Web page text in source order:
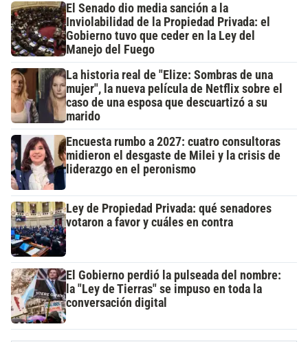
El Senado dio media sanción a la
Inviolabilidad de la Propiedad Privada: el
Gobierno tuvo que ceder en la Ley del
Manejo del Fuego
La historia real de "Elize: Sombras de una
mujer", la nueva película de Netflix sobre el
caso de una esposa que descuartizó a su
marido
Encuesta rumbo a 2027: cuatro consultoras
midieron el desgaste de Milei y la crisis de
liderazgo en el peronismo
Ley de Propiedad Privada: qué senadores
votaron a favor y cuáles en contra
El Gobierno perdió la pulseada del nombre:
la "Ley de Tierras" se impuso en toda la
conversación digital